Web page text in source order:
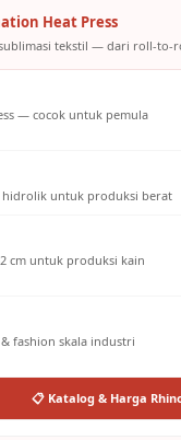
Heat Press
tekstil — dari roll-
— cocok untuk pemula
untuk produksi berat
cm untuk produksi kain
fashion skala industri
📋 Katalog & Harga